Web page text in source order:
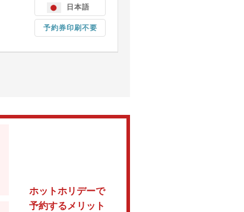
日本語
予約券印刷不要
ホットホリデーで
予約するメリット